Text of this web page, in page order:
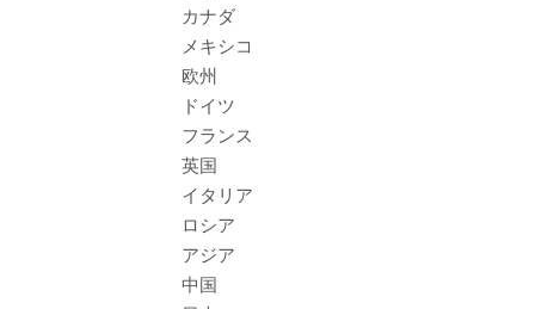
カナダ
メキシコ
欧州
ドイツ
フランス
英国
イタリア
ロシア
アジア
中国